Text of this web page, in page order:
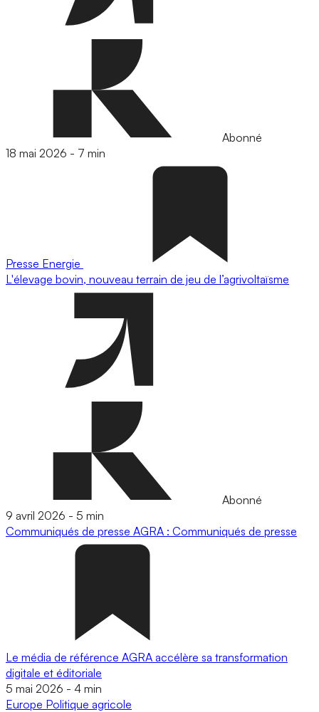
Abonné
18 mai 2026 - 7 min
Presse Energie
L'élevage bovin, nouveau terrain de jeu de l’agrivoltaïsme
Abonné
9 avril 2026 - 5 min
Communiqués de presse AGRA : Communiqués de presse
Le média de référence AGRA accélère sa transformation
digitale et éditoriale
5 mai 2026 - 4 min
Europe Politique agricole